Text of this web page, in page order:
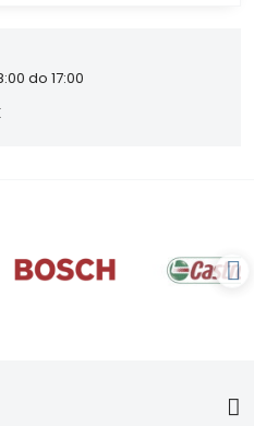
do 17:00